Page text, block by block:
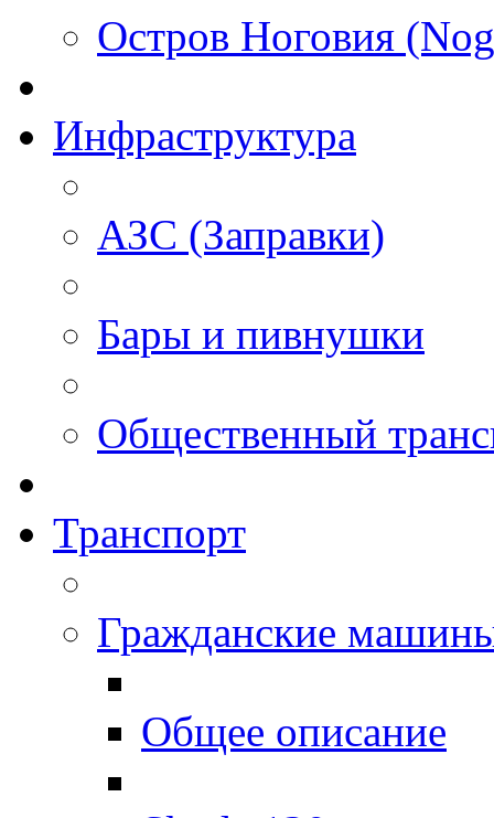
Остров Ноговия
Инфраструктура
АЗС (Заправки)
Бары и пивнушки
Общественный
Транспорт
Гражданские
Общее описание